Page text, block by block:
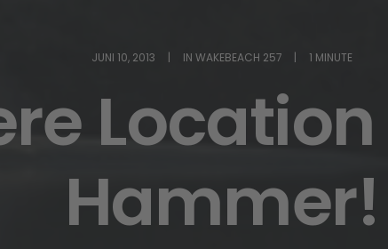
JUNI 10, 2013 | IN WAKEBEACH 257 | 1 MINUTE
Hammer!